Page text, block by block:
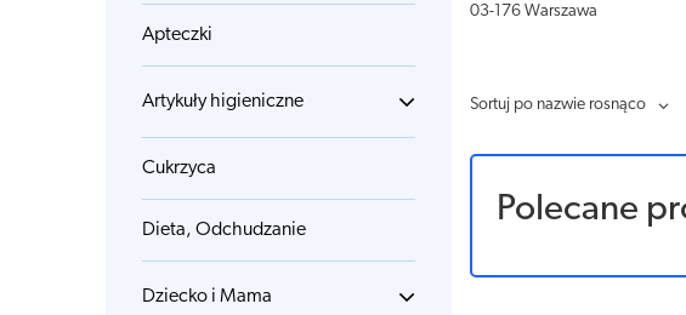
Apteczki
Artykuły higieniczne
Cukrzyca
Dieta, Odchudzanie
Dziecko i Mama
03-176 Warszawa
Sortuj po nazwie rosnąco
Polecane